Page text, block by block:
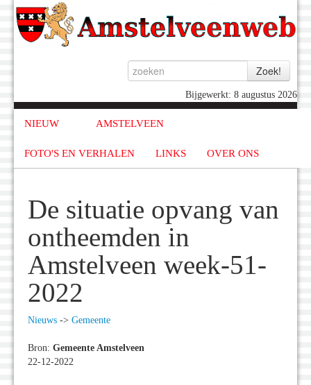
Bijgewerkt: 8 augustus 2026
NIEUW AMSTELVEEN
FOTO'S EN VERHALEN LINKS OVER ONS
De situatie opvang van
ontheemden in
Amstelveen week-51-
2022
Nieuws -> Gemeente
Bron: Gemeente Amstelveen
22-12-2022